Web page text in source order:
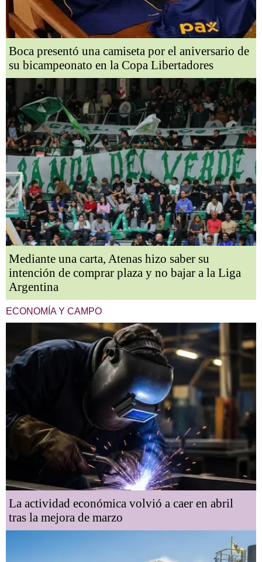
Boca presentó una camiseta por el aniversario de
su bicampeonato en la Copa Libertadores
Mediante una carta, Atenas hizo saber su
intención de comprar plaza y no bajar a la Liga
Argentina
ECONOMÍA Y CAMPO
La actividad económica volvió a caer en abril
tras la mejora de marzo